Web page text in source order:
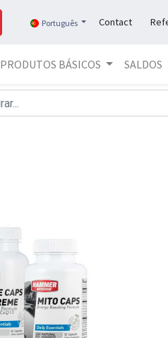
Português Contact
PRODUTOS BÁSICOS SALDOS